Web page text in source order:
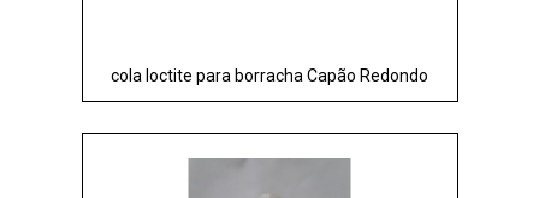
cola loctite para borracha Capão Redondo